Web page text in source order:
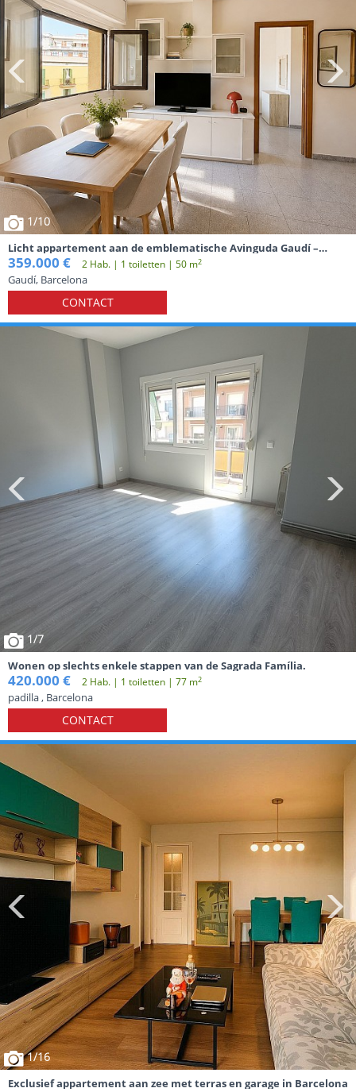
1/10
Licht appartement aan de emblematische Avinguda Gaudí –
Sagrada Família
359.000 € 2 Hab. | 1 toiletten | 50 m2
Gaudí, Barcelona
CONTACT
1/7
Wonen op slechts enkele stappen van de Sagrada Família.
420.000 € 2 Hab. | 1 toiletten | 77 m2
padilla , Barcelona
CONTACT
1/16
Exclusief appartement aan zee met terras en garage in Barcelona